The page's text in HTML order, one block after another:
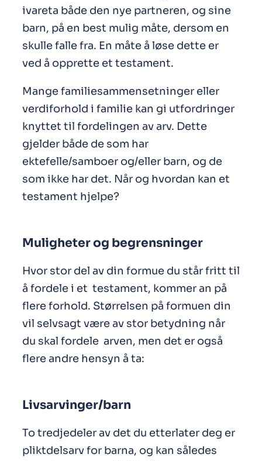
ivareta både den nye partneren, og sine
barn, på en best mulig måte, dersom en
skulle falle fra. En måte å løse dette er
ved å opprette et testament.
Mange familie­sammen­setninger eller
verdiforhold i familie kan gi utfordringer
knyttet til fordelingen av arv. Dette
gjelder både de som har
ektefelle/samboer og/eller barn, og de
som ikke har det. Når og hvordan kan et
testament hjelpe?
Muligheter og begrensninger
Hvor stor del av din formue du står fritt til
å fordele i et testament, kommer an på
flere forhold. Størrelsen på formuen din
vil selvsagt være av stor betydning når
du skal fordele arven, men det er også
flere andre hensyn å ta:
Livsarvinger/barn
To tredjedeler av det du etterlater deg er
pliktdelsarv for barna, og kan således